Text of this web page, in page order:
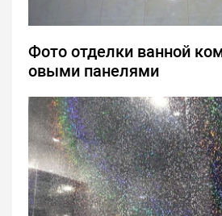
Фото отделки ванной
овыми панелями